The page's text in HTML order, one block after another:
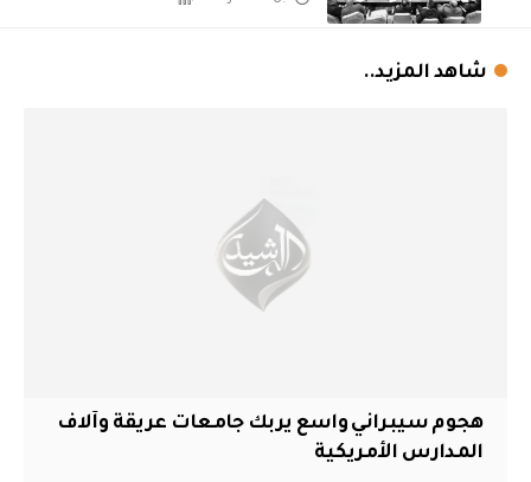
شاهد المزيد..
هجوم سيبراني واسع يربك جامعات عريقة وآلاف
المدارس الأمريكية